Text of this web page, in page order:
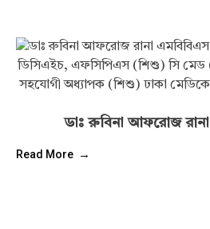
ডাঃ রুবিনা আফরোজ রানা
Read More